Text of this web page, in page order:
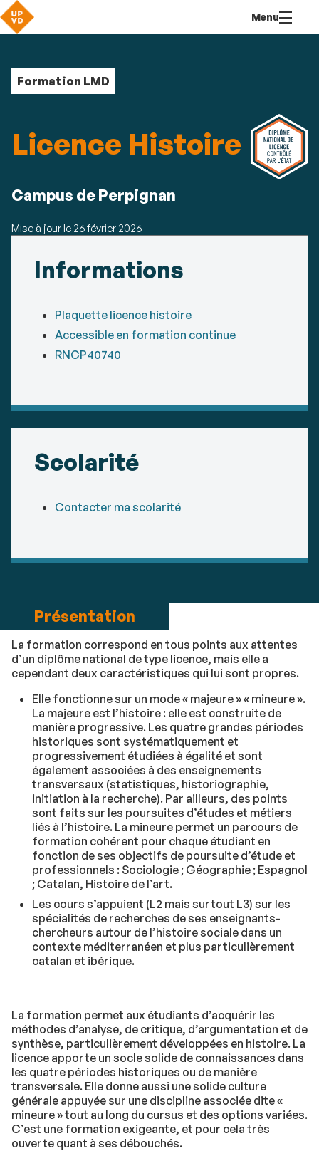
contenu
Menu
Formation LMD
Licence Histoire
Résumé
Campus de Perpignan
Mise à jour le 26 février 2026
Détails
Informations
Plaquette licence histoire
Accessible en formation continue
RNCP40740
Scolarité
Contacter ma scolarité
Présentation
La formation correspond en tous points aux attentes
d’un diplôme national de type licence, mais elle a
cependant deux caractéristiques qui lui sont propres.
Elle fonctionne sur un mode « majeure » « mineure ».
La majeure est l’histoire : elle est construite de
manière progressive. Les quatre grandes périodes
historiques sont systématiquement et
progressivement étudiées à égalité et sont
également associées à des enseignements
transversaux (statistiques, historiographie,
initiation à la recherche). Par ailleurs, des points
sont faits sur les poursuites d’études et métiers
liés à l’histoire. La mineure permet un parcours de
formation cohérent pour chaque étudiant en
fonction de ses objectifs de poursuite d’étude et
professionnels : Sociologie ; Géographie ; Espagnol
; Catalan, Histoire de l’art.
Les cours s’appuient (L2 mais surtout L3) sur les
spécialités de recherches de ses enseignants-
chercheurs autour de l’histoire sociale dans un
contexte méditerranéen et plus particulièrement
catalan et ibérique.
La formation permet aux étudiants d’acquérir les
méthodes d’analyse, de critique, d’argumentation et de
synthèse, particulièrement développées en histoire. La
licence apporte un socle solide de connaissances dans
les quatre périodes historiques ou de manière
transversale. Elle donne aussi une solide culture
générale appuyée sur une discipline associée dite «
mineure » tout au long du cursus et des options variées.
C’est une formation exigeante, et pour cela très
ouverte quant à ses débouchés.